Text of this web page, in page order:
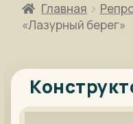
Главная
«Лазурный берег»